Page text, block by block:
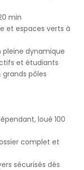
min
et espaces verts à
pleine dynamique
et étudiants
pôles
loué 100
complet et
sécurisés dès